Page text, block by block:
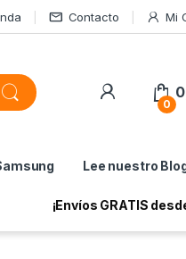
Contacto Mi
My
0
Lee nuestro
¡Envíos GRATIS